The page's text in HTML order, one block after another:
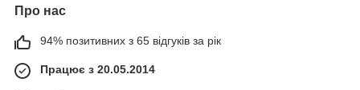
Про нас
94% позитивних з 65 відгуків за рік
Працює з 20.05.2014